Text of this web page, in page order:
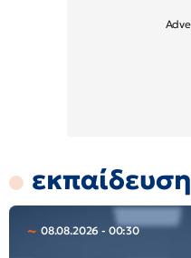
εκπαίδευση
08.08.2026 - 00:30